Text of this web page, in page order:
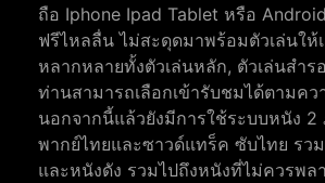
ถือ Iphone Ipad Tablet หรือ
ฟรีไหลลื่น ไม่สะดุดมาพร้อมตัวเล่นให้
หลากหลายทั้งตัวเล่นหลัก, ตัวเล่นสำร
ท่านสามารถเลือกเข้ารับชมได้ตามคว
นอกจากนี้แล้วยังมีการใช้ระบบหนัง 2
พากย์ไทยและซาวด์แทร็ค ซับไทย รว
และหนังดัง รวมไปถึงหนังที่ไม่ควรพ